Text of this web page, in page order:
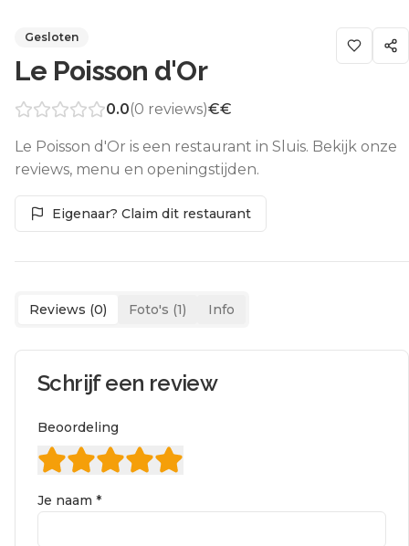
Gesloten
Le Poisson d'Or
0.0(0 reviews)€€
Le Poisson d'Or is een restaurant in Sluis. Bekijk onze
reviews, menu en openingstijden.
Eigenaar? Claim dit restaurant
Reviews (0) Foto's (1) Info
Schrijf een review
Beoordeling
Je naam *